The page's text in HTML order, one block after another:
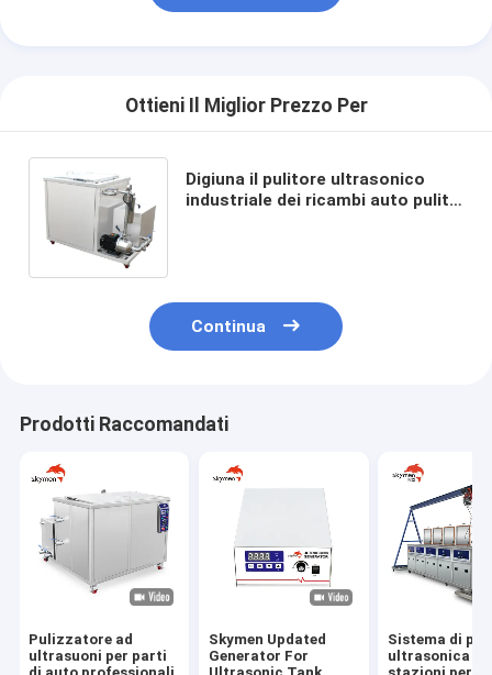
Ottieni Il Miglior Prezzo Per
Digiuna il pulitore ultrasonico
industriale dei ricambi auto puliti
Continua
Prodotti Raccomandati
Pulizzatore ad
ultrasuoni per parti
Skymen Updated
Generator For
Sistema di
ultrasonica di